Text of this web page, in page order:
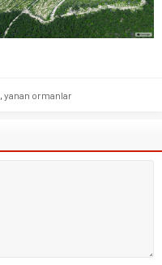
, yanan ormanlar